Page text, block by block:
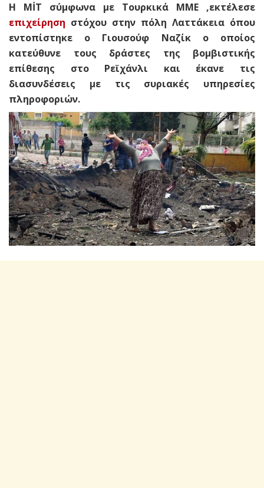
Η MİT σύμφωνα με Τουρκικά ΜΜΕ ,εκτέλεσε
επιχείρηση στόχου στην πόλη Λαττάκεια όπου
εντοπίστηκε ο Γιουσούφ Ναζίκ ο οποίος
κατεύθυνε τους δράστες της βομβιστικής
επίθεσης στο Ρεϊχάνλι και έκανε τις
διασυνδέσεις με τις συριακές υπηρεσίες
πληροφοριών.